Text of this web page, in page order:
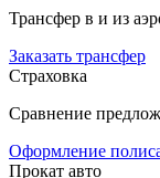
Трансфер в и из
Заказать трансфер
Страховка
Сравнение
Оформление
Прокат авто